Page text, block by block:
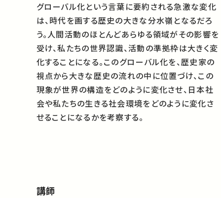
グローバル化という言葉に要約される急激な変化
は、時代を画する歴史の大きな分水嶺となるだろ
う。人間活動のほとんどあらゆる領域がその影響を
受け、私たちの世界認識、活動の準拠枠は大きく変
化することになる。このグローバル化を、歴史家の
視点から大きな歴史の流れの中に位置づけ、この
現象が世界の構造をどのように変化させ、日本社
会や私たちの生きる社会環境をどのように変化さ
せることになるかを考察する。
講師